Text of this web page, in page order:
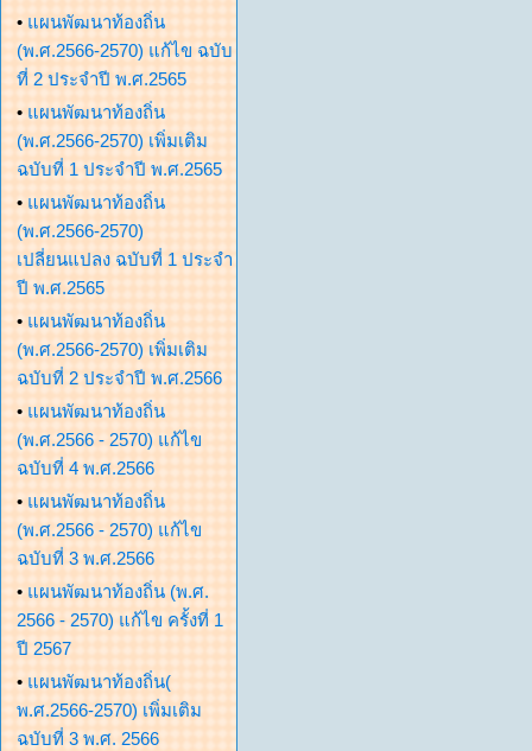
• แผนพัฒนาท้องถิ่น
(พ.ศ.2566-2570) แก้ไข ฉบับ
ที่ 2 ประจำปี พ.ศ.2565
• แผนพัฒนาท้องถิ่น
(พ.ศ.2566-2570) เพิ่มเติม
ฉบับที่ 1 ประจำปี พ.ศ.2565
• แผนพัฒนาท้องถิ่น
(พ.ศ.2566-2570)
เปลี่ยนแปลง ฉบับที่ 1 ประจำ
ปี พ.ศ.2565
• แผนพัฒนาท้องถิ่น
(พ.ศ.2566-2570) เพิ่มเติม
ฉบับที่ 2 ประจำปี พ.ศ.2566
• แผนพัฒนาท้องถิ่น
(พ.ศ.2566 - 2570) แก้ไข
ฉบับที่ 4 พ.ศ.2566
• แผนพัฒนาท้องถิ่น
(พ.ศ.2566 - 2570) แก้ไข
ฉบับที่ 3 พ.ศ.2566
• แผนพัฒนาท้องถิ่น (พ.ศ.
2566 - 2570) แก้ไข ครั้งที่ 1
ปี 2567
• แผนพัฒนาท้องถิ่น(
พ.ศ.2566-2570) เพิ่มเติม
ฉบับที่ 3 พ.ศ. 2566